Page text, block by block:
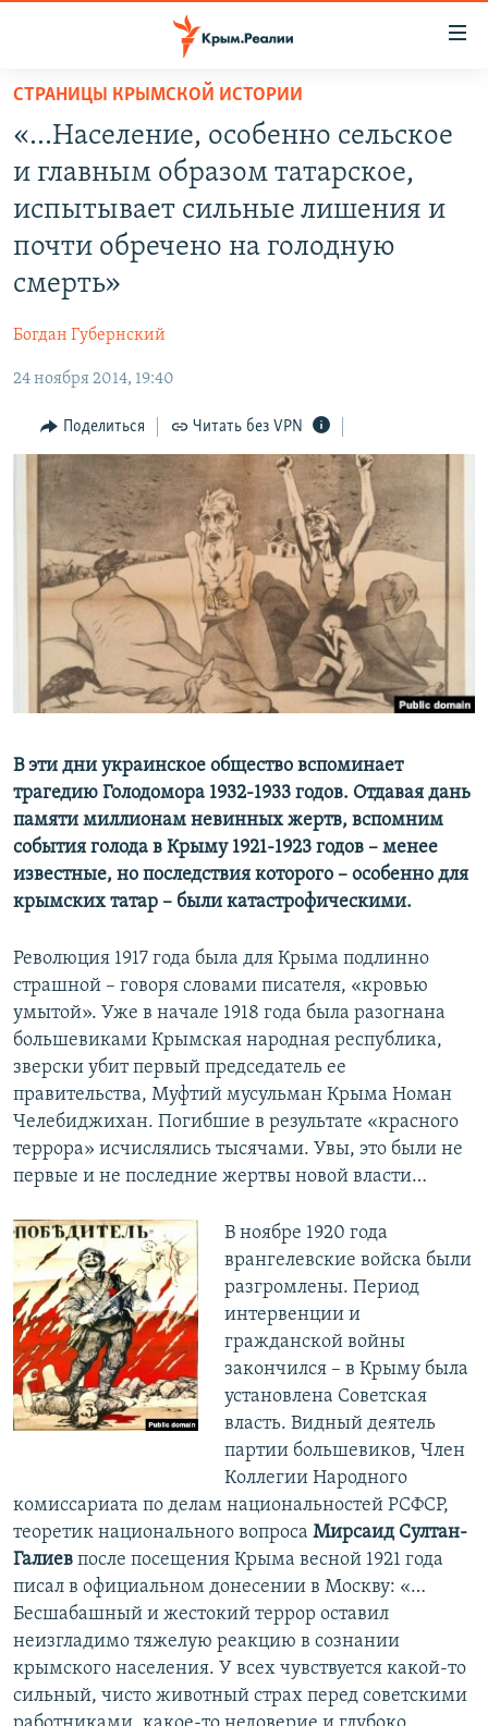
Вернуться
основному
содержанию
главной
навигации
Вернутся
КАРТА ВОЕННЫХ ОБЪЕКТОВ КРЫМА
ЕЩЕ
ТЕЛЕПРОЕКТ КРЫМ.РЕАЛИИ
СОВЕТЫ ПРАВОЗАЩИТНИКОВ
ПРОПАВШИЕ БЕЗ ВЕСТИ
ПОБЕДИТЕЛЕЙ НЕ СУДЯТ?
КРЫМ.НЕПОКОРЕННЫЙ
ELIFBE
УКРАИНСКАЯ ПРОБЛЕМА КРЫМА
КАК ОБОЙТИ БЛОКИРОВКУ
ПРИСОЕДИНЯЙТЕСЬ!
Все сайты RFE/RL
СТРАНИЦЫ КРЫМСКОЙ ИСТОРИИ
«…Население, особенно сельское
и главным образом татарское,
испытывает сильные лишения и
почти обречено на голодную
смерть»
Богдан Губернский
24 ноября 2014, 19:40
Поделиться Читать без VPN
В эти дни украинское общество вспоминает
трагедию Голодомора 1932-1933 годов. Отдавая дань
памяти миллионам невинных жертв, вспомним
события голода в Крыму 1921-1923 годов – менее
известные, но последствия которого – особенно для
крымских татар – были катастрофическими.
Революция 1917 года была для Крыма подлинно
страшной – говоря словами писателя, «кровью
умытой». Уже в начале 1918 года была разогнана
большевиками Крымская народная республика,
зверски убит первый председатель ее
правительства, Муфтий мусульман Крыма Номан
Челебиджихан. Погибшие в результате «красного
террора» исчислялись тысячами. Увы, это были не
первые и не последние жертвы новой власти…
В ноябре 1920 года
врангелевские войска были
разгромлены. Период
интервенции и
гражданской войны
закончился – в Крыму была
установлена Советская
власть. Видный деятель
партии большевиков, Член
Коллегии Народного
комиссариата по делам национальностей РСФСР,
теоретик национального вопроса Мирсаид Султан-
Галиев после посещения Крыма весной 1921 года
писал в официальном донесении в Москву: «…
Бесшабашный и жестокий террор оставил
неизгладимо тяжелую реакцию в сознании
крымского населения. У всех чувствуется какой-то
сильный, чисто животный страх перед советскими